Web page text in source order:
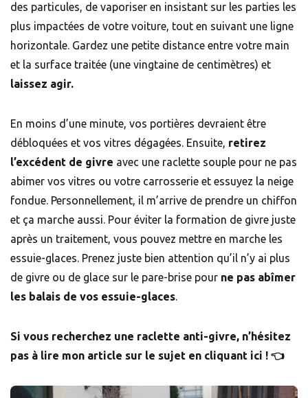
des particules, de vaporiser en insistant sur les parties les
plus impactées de votre voiture, tout en suivant une ligne
horizontale. Gardez une petite distance entre votre main
et la surface traitée (une vingtaine de centimètres) et
laissez agir.
En moins d’une minute, vos portières devraient être
débloquées et vos vitres dégagées. Ensuite, retirez
l’excédent de givre avec une raclette souple pour ne pas
abimer vos vitres ou votre carrosserie et essuyez la neige
fondue. Personnellement, il m’arrive de prendre un chiffon
et ça marche aussi. Pour éviter la formation de givre juste
après un traitement, vous pouvez mettre en marche les
essuie-glaces. Prenez juste bien attention qu’il n’y ai plus
de givre ou de glace sur le pare-brise pour ne pas abîmer
les balais de vos essuie-glaces.
Si vous recherchez une raclette anti-givre, n’hésitez
pas à lire mon article sur le sujet en cliquant ici ! 👈